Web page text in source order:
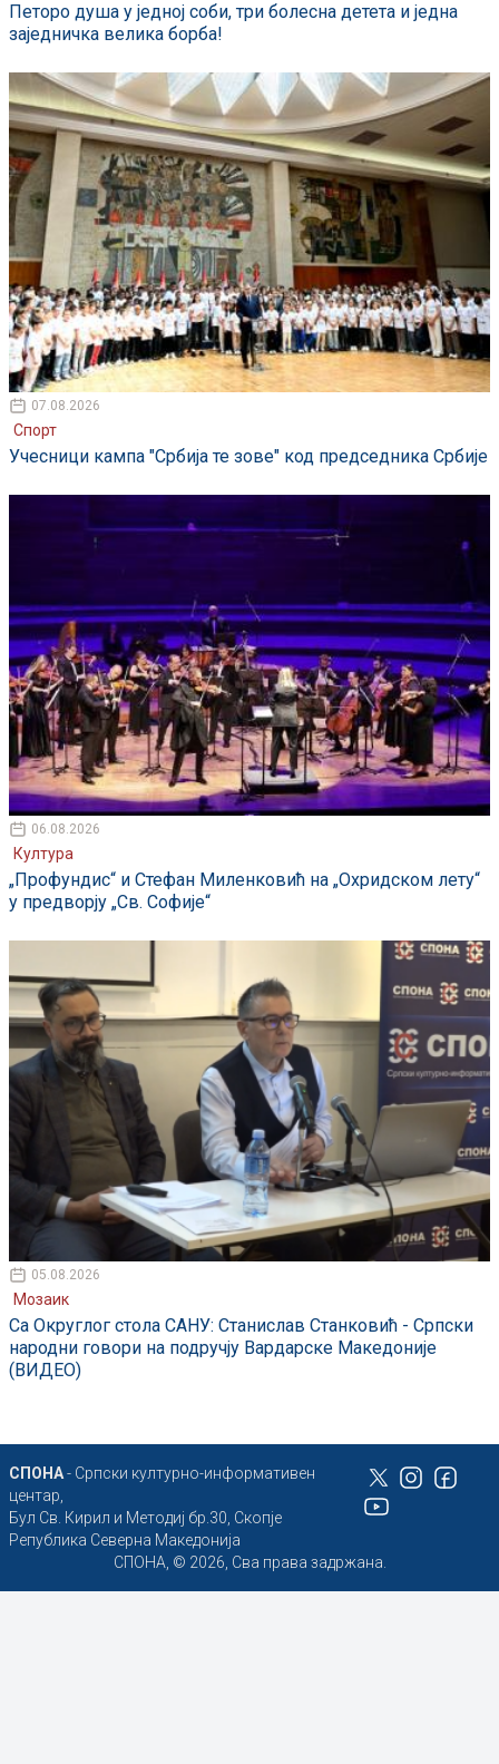
Петоро душа у једној соби, три болесна детета и једна
заједничка велика борба!
07.08.2026
Спорт
Учесници кампа "Србија те зове" код председника Србије
06.08.2026
Култура
„Профундис“ и Стефан Миленковић на „Охридском лету“
у предворју „Св. Софије“
05.08.2026
Мозаик
Са Округлог стола САНУ: Станислав Станковић - Српски
народни говори на подручју Вардарске Македоније
(ВИДЕО)
СПОНА- Српски културно-информативен
центар,
Бул Св. Кирил и Методиј бр.30, Скопје
Република Северна Македонија
СПОНА, © 2026, Сва права задржана.